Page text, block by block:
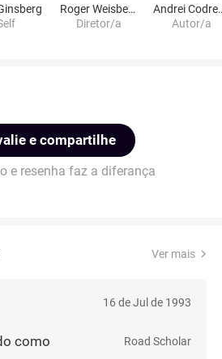
Roger Weisberg
Diretor/a
Autor/a
e compartilhe
e resenha faz a diferança
Ver mais
16 de Jul de 1993
como Road Scholar